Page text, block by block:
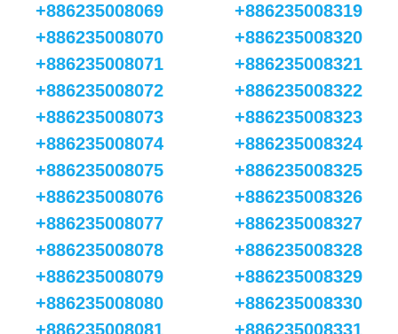
+886235008069
+886235008070
+886235008071
+886235008072
+886235008073
+886235008074
+886235008075
+886235008076
+886235008077
+886235008078
+886235008079
+886235008080
+886235008081
+886235008319
+886235008320
+886235008321
+886235008322
+886235008323
+886235008324
+886235008325
+886235008326
+886235008327
+886235008328
+886235008329
+886235008330
+886235008331